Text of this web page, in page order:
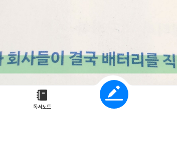
독서노트